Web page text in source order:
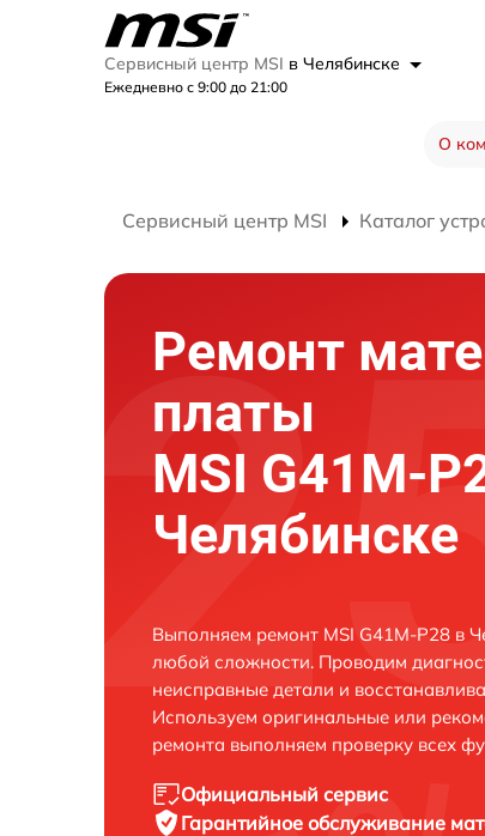
Сервисный центр MSI в Челябинске
Ежедневно с 9:00 до 21:00
О
Сервисный центр MSI Каталог
Ремонт
платы
MSI G41M-
Челябинске
Выполняем ремонт MSI G41M-P28 в
любой сложности. Проводим
неисправные детали и
Используем оригинальные или
ремонта выполняем проверку всех
Официальный сервис
Гарантийное обслуживание